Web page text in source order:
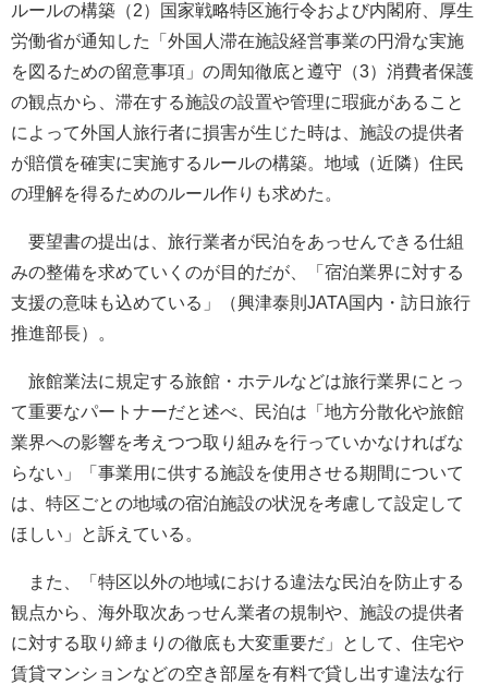
ルールの構築（2）国家戦略特区施行令および内閣府、厚生
労働省が通知した「外国人滞在施設経営事業の円滑な実施
を図るための留意事項」の周知徹底と遵守（3）消費者保護
の観点から、滞在する施設の設置や管理に瑕疵があること
によって外国人旅行者に損害が生じた時は、施設の提供者
が賠償を確実に実施するルールの構築。地域（近隣）住民
の理解を得るためのルール作りも求めた。
要望書の提出は、旅行業者が民泊をあっせんできる仕組
みの整備を求めていくのが目的だが、「宿泊業界に対する
支援の意味も込めている」（興津泰則JATA国内・訪日旅行
推進部長）。
旅館業法に規定する旅館・ホテルなどは旅行業界にとっ
て重要なパートナーだと述べ、民泊は「地方分散化や旅館
業界への影響を考えつつ取り組みを行っていかなければな
らない」「事業用に供する施設を使用させる期間について
は、特区ごとの地域の宿泊施設の状況を考慮して設定して
ほしい」と訴えている。
また、「特区以外の地域における違法な民泊を防止する
観点から、海外取次あっせん業者の規制や、施設の提供者
に対する取り締まりの徹底も大変重要だ」として、住宅や
賃貸マンションなどの空き部屋を有料で貸し出す違法な行